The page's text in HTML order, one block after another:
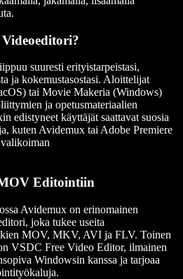
suuresti erityistarpeistasi,
ja kokemustasostasi. Aloittelijat
tai Movie Makeria (Windows)
ja opetusmateriaalien
edistyneet käyttäjät saattavat suosia
kuten Avidemux tai Adobe Premiere
Editointiin
Avidemux on erinomainen
joka tukee useita
MOV, MKV, AVI ja FLV. Toinen
VSDC Free Video Editor, ilmainen
Windowsin kanssa ja tarjoaa